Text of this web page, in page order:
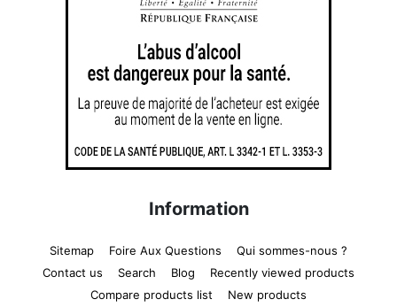
Information
Sitemap Foire Aux Questions
Qui sommes-nous ?
Contact us
Search Blog
Recently viewed products
Compare products list
New products